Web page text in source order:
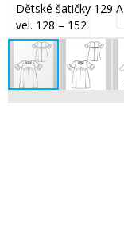
Dětské šatičky 129 A
vel. 128 – 152